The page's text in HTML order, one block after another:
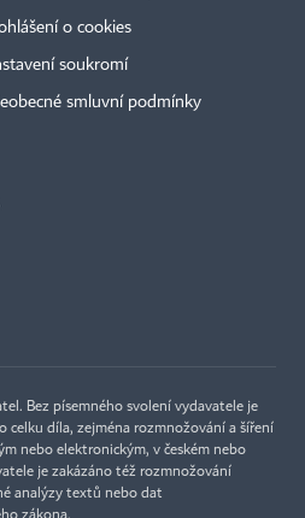
o cookies
soukromí
smluvní podmínky
Bez písemného svolení vydavatele je
celku díla, zejména rozmnožování a šíření
nebo elektronickým, v českém nebo
je zakázáno též rozmnožování
analýzy textů nebo dat